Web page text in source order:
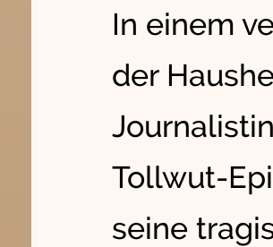
In einem
der
Tollwut-
seine